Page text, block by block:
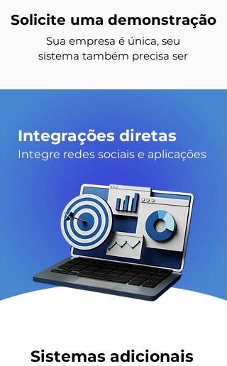
Solicite uma demonstração
Sua empresa é única, seu
sistema também precisa ser
Integrações diretas
Integre redes sociais e aplicações
Sistemas adicionais